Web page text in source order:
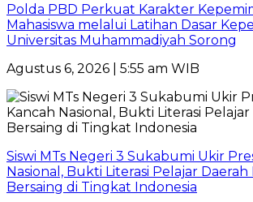
Polda PBD Perkuat Karakter
Mahasiswa melalui Latihan Dasar
Universitas Muhammadiyah Sorong
Agustus 6, 2026 | 5:55 am WIB
Siswi MTs Negeri 3 Sukabumi Ukir
Nasional, Bukti Literasi Pelajar
Bersaing di Tingkat Indonesia